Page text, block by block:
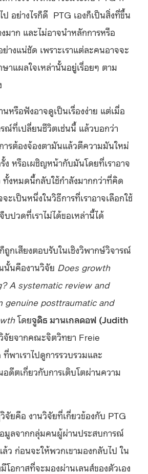
ป อย่างไรก็ดี PTG เองก็เป็นสิ่งที่ขึ้น
าก และไม่อาจนำหลักการหรือ
ย่างแน่ชัด เพราะเราแต่ละคนอาจจะ
าแผลใจเหล่านั้นอยู่เรื่อยๆ ตาม
นหรือฟังอาจดูเป็นเรื่องง่าย แต่เมื่อ
ณ์ที่เปลี่ยนชีวิตเช่นนี้ แล้วบอกว่า
ารต้องจ้องตามันแล้วตีความมันใหม่
หรือเผชิญหน้ากับมันโดยที่เราอาจ
งหมดนี้กลับใช้กำลังมากกว่าที่คิด
ะเป็นหนึ่งในวิธีการที่เราอาจเลือกใช้
บปวดที่เราไม่ได้ขอเหล่านี้ได้
กเสียงตอบรับในเชิงวิพากษ์วิจารณ์
นั้นคืองานวิจัย Does growth
A systematic review and
genuine posttraumatic and
โดยจูดิธ มานเกลดอฟ (Judith
จัยจากคณะจิตวิทยา Freie
พาเราไปดูการรวบรวมและ
อดีตเกี่ยวกับการเติบโตผ่านความ
จัยคือ งานวิจัยที่เกี่ยวข้องกับ PTG
มูลจากกลุ่มคนผู้ผ่านประสบการณ์
ว ก่อนจะให้พวกเขามองกลับไป ใน
อกาสที่จะมองผ่านเลนส์ของตัวเอง